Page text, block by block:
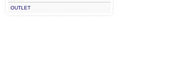
OUTLET